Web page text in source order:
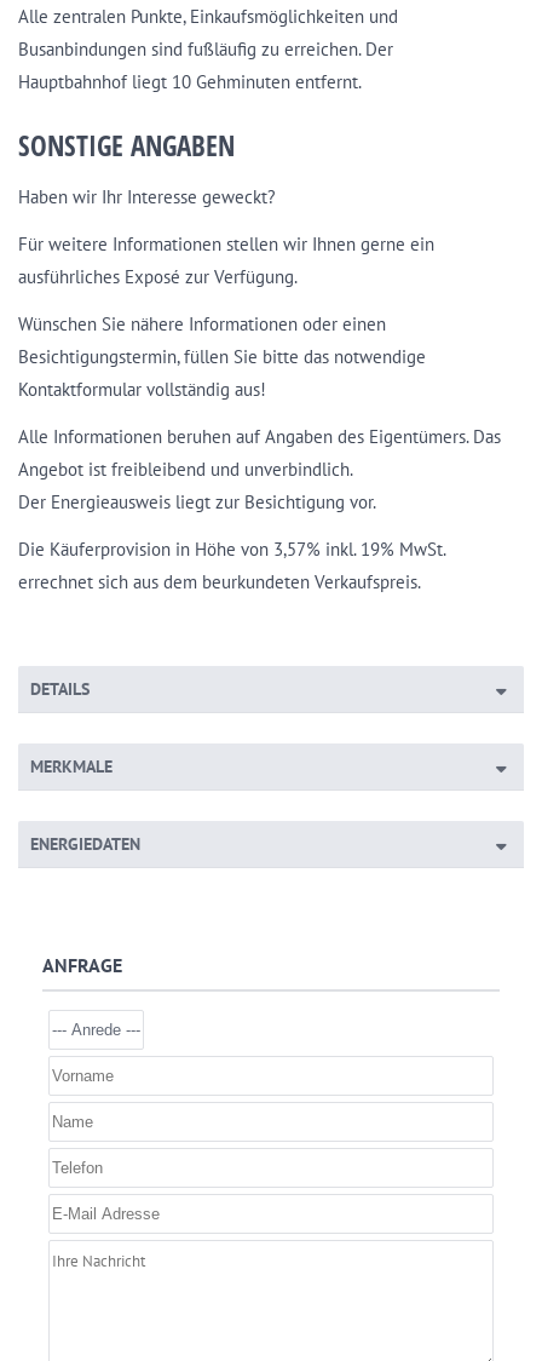
Alle zentralen Punkte, Einkaufsmöglichkeiten und
Busanbindungen sind fußläufig zu erreichen. Der
Hauptbahnhof liegt 10 Gehminuten entfernt.
SONSTIGE ANGABEN
Haben wir Ihr Interesse geweckt?
Für weitere Informationen stellen wir Ihnen gerne ein
ausführliches Exposé zur Verfügung.
Wünschen Sie nähere Informationen oder einen
Besichtigungstermin, füllen Sie bitte das notwendige
Kontaktformular vollständig aus!
Alle Informationen beruhen auf Angaben des Eigentümers. Das
Angebot ist freibleibend und unverbindlich.
Der Energieausweis liegt zur Besichtigung vor.
Die Käuferprovision in Höhe von 3,57% inkl. 19% MwSt.
errechnet sich aus dem beurkundeten Verkaufspreis.
DETAILS
MERKMALE
ENERGIEDATEN
ANFRAGE